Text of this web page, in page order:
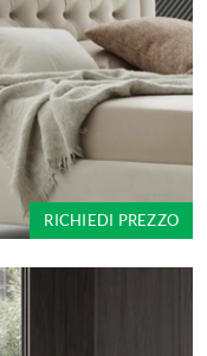
RICHIEDI PREZZO